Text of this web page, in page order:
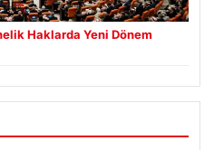
Haklarda Yeni Dönem